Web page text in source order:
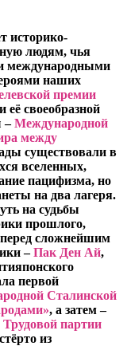
историко-
людям, чья
международными
наших
премии
её своеобразной
–Международной
между
существовали в
вселенных,
пацифизма, но
на два лагеря.
на судьбы
прошлого,
сложнейшим
–Пак Ден Ай,
первой
Сталинской
, а затем –
партии
из